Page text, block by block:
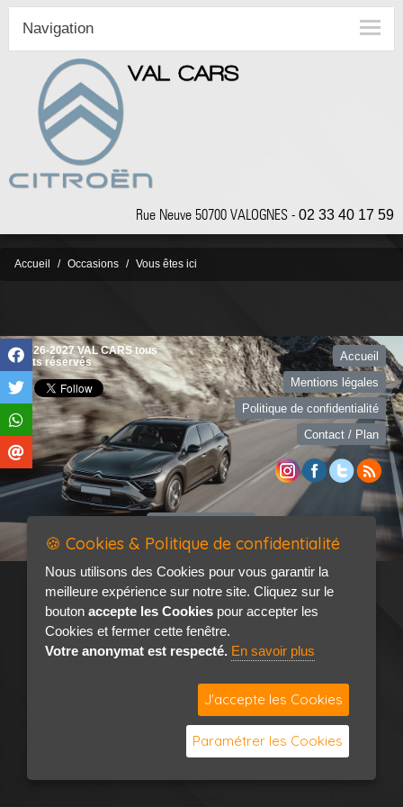
Rue Neuve 50700 VALOGNES - 02 33 40 17 59
Navigation
Accueil Occasions Vous êtes ici
©2026-2027 VAL CARS tous
droits réservés
Accueil
Mentions légales
Politique de confidentialité
Contact / Plan
🍪 Cookies & Politique de confidentialité
Nous utilisons des Cookies pour vous garantir la
meilleure expérience sur notre site. Cliquez sur le
bouton accepte les Cookies pour accepter les
Cookies et fermer cette fenêtre.
Votre anonymat est respecté. En savoir plus
J'accepte les Cookies
Paramétrer les Cookies